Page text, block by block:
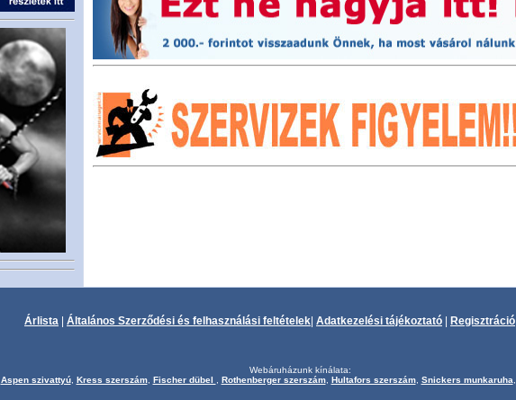
Árlista Általános Szerződési és felhasználási feltételek Adatkezelési tájékoztató Regisztráció
Webáruházunk kínálata:
Aspen szivattyú, Kress szerszám, Fischer dübel , Rothenberger szerszám, Hultafors szerszám, Snickers munkaruha,